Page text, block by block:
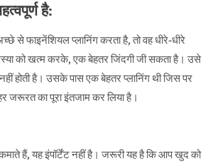
है:
से फाइनेंशियल प्लानिंग करता है, तो वह धीरे-धीरे
को खत्म करके, एक बेहतर जिंदगी जी सकता है। उसे
होती है। उसके पास एक बेहतर प्लानिंग थी जिस पर
का पूरा इंतजाम कर लिया है।
हैं, यह इंपॉर्टेंट नहीं है। जरूरी यह है कि आप खुद को